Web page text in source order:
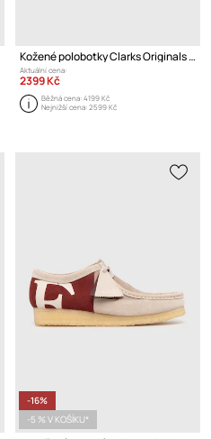
Kožené polobotky Clarks Originals Wallabee
Aktuální cena:
2399 Kč
Běžná cena:4199 Kč
Nejnižší cena:2599 Kč
-16%
-5 % V KOŠÍKU*